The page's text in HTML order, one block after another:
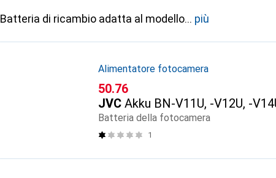
Batteria di ricambio adatta al modello più
Alimentatore fotocamera
CHF
50.76
JVC Akku BN-V11U, -V12U, -
Batteria della fotocamera
1